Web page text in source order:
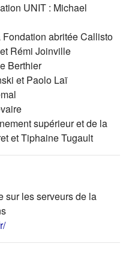
UNIT : Michael
abritée Callisto
Rémi Joinville
Berthier
et Paolo Laï
supérieur et de la
et Tiphaine Tugault
sur les serveurs de la
(s'ouvre dans un nouvel onglet)